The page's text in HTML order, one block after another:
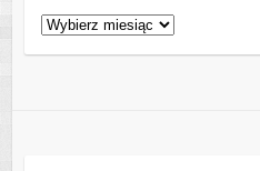
Archiwum